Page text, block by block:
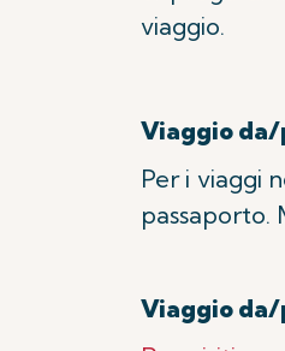
viaggio.
Viaggio
Per i viaggi
passaporto.
Viaggio da/